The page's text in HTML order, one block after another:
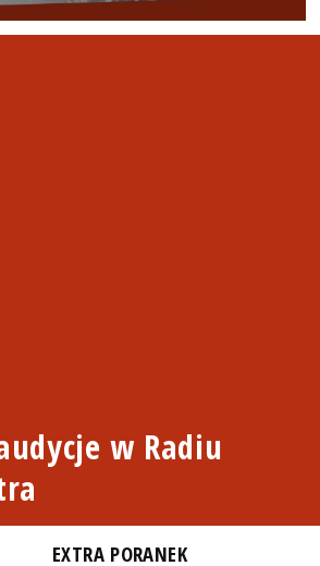
w Radiu
EXTRA PORANEK